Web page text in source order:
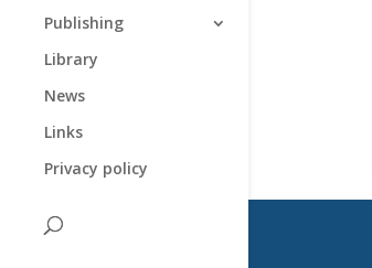
Publishing
Library
News
Links
Privacy policy